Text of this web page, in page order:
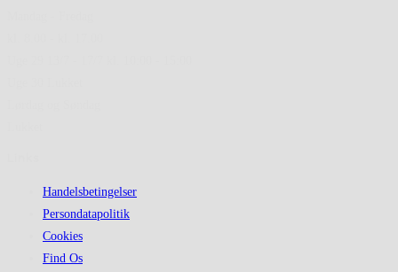
Handelsbetingelser
Persondatapolitik
Cookies
Find Os